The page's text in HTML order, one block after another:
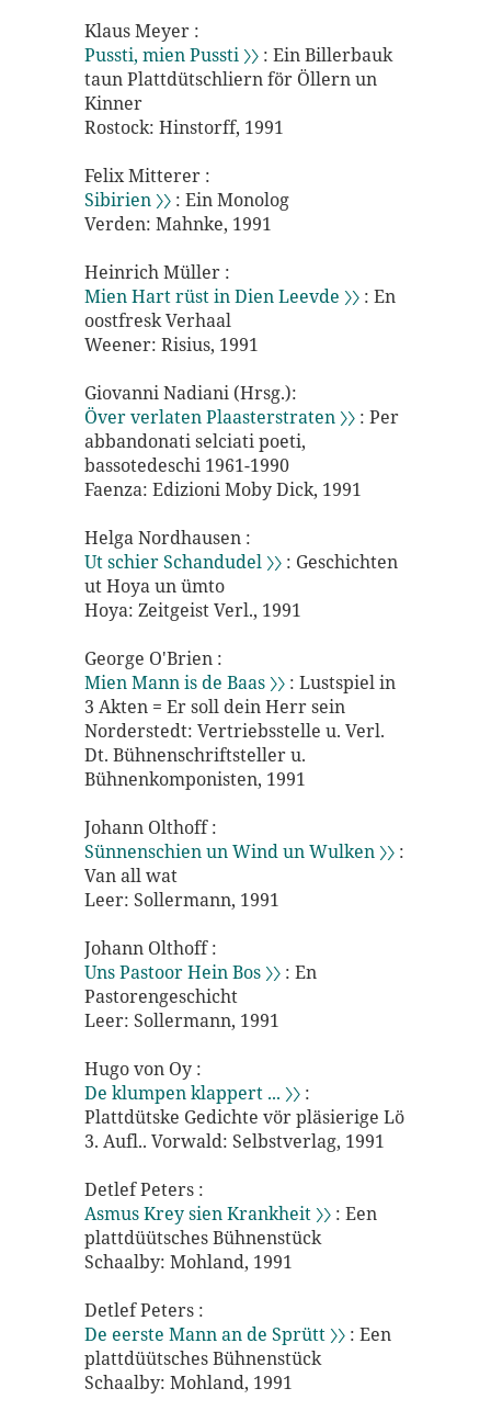
Klaus Meyer :
Pussti, mien Pussti 〉〉 : Ein Billerbauk
taun Plattdütschliern för Öllern un
Kinner
Rostock: Hinstorff, 1991
Felix Mitterer :
Sibirien 〉〉 : Ein Monolog
Verden: Mahnke, 1991
Heinrich Müller :
Mien Hart rüst in Dien Leevde 〉〉 : En
oostfresk Verhaal
Weener: Risius, 1991
Giovanni Nadiani (Hrsg.):
Över verlaten Plaasterstraten 〉〉 : Per
abbandonati selciati poeti,
bassotedeschi 1961-1990
Faenza: Edizioni Moby Dick, 1991
Helga Nordhausen :
Ut schier Schandudel 〉〉 : Geschichten
ut Hoya un ümto
Hoya: Zeitgeist Verl., 1991
George O'Brien :
Mien Mann is de Baas 〉〉 : Lustspiel in
3 Akten = Er soll dein Herr sein
Norderstedt: Vertriebsstelle u. Verl.
Dt. Bühnenschriftsteller u.
Bühnenkomponisten, 1991
Johann Olthoff :
Sünnenschien un Wind un Wulken 〉〉 :
Van all wat
Leer: Sollermann, 1991
Johann Olthoff :
Uns Pastoor Hein Bos 〉〉 : En
Pastorengeschicht
Leer: Sollermann, 1991
Hugo von Oy :
De klumpen klappert ... 〉〉 :
Plattdütske Gedichte vör pläsierige Lö
3. Aufl.. Vorwald: Selbstverlag, 1991
Detlef Peters :
Asmus Krey sien Krankheit 〉〉 : Een
plattdüütsches Bühnenstück
Schaalby: Mohland, 1991
Detlef Peters :
De eerste Mann an de Sprütt 〉〉 : Een
plattdüütsches Bühnenstück
Schaalby: Mohland, 1991